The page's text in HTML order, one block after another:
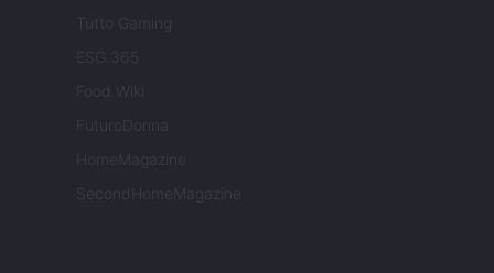
Tutto Gaming
ESG 365
Food Wiki
FuturoDonna
HomeMagazine
SecondHomeMagazine